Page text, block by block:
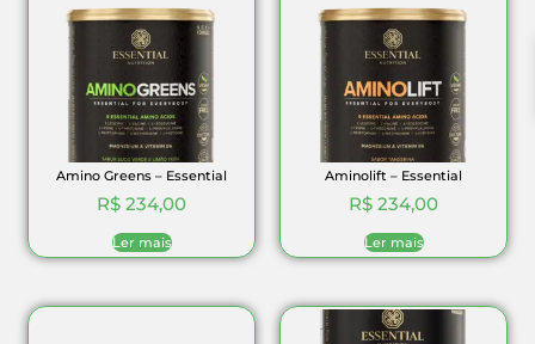
Amino Greens – Essential
R$ 234,00
Ler mais
Aminolift – Essential
R$ 234,00
Ler mais